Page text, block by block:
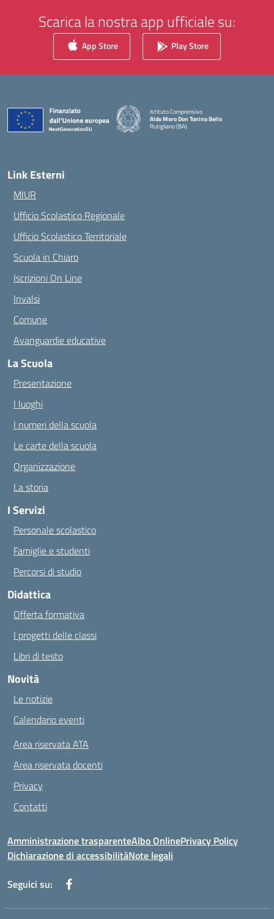
Scarica la nostra app ufficiale su:
App Store Play Store
Istituto Comprensivo
Aldo Moro Don Tonino Bello
Rutigliano (BA)
— Visita la pagina iniziale della scuola
Link Esterni
MIUR
Ufficio Scolastico Regionale
Ufficio Scolastico Territoriale
Scuola in Chiaro
Iscrizioni On Line
Invalsi
Comune
Avanguardie educative
La Scuola
Presentazione
I luoghi
I numeri della scuola
Le carte della scuola
Organizzazione
La storia
I Servizi
Personale scolastico
Famiglie e studenti
Percorsi di studio
Didattica
Offerta formativa
I progetti delle classi
Libri di testo
Novità
Le notizie
Calendario eventi
Area riservata ATA
Area riservata docenti
Privacy
Contatti
Amministrazione trasparenteAlbo OnlinePrivacy Policy
Dichiarazione di accessibilitàNote legali
Seguici su: